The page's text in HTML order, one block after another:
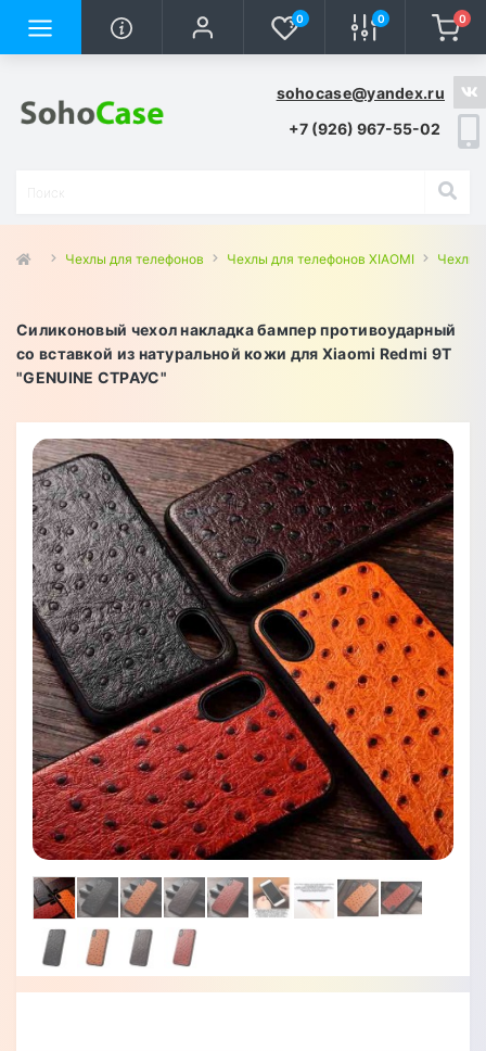
0 0 0
sohocase@yandex.ru
+7 (926) 967-55-02
Чехлы для телефонов Чехлы для телефонов XIAOMI Чехлы
Силиконовый чехол накладка бампер противоударный
со вставкой из натуральной кожи для Xiaomi Redmi 9T
"GENUINE СТРАУС"